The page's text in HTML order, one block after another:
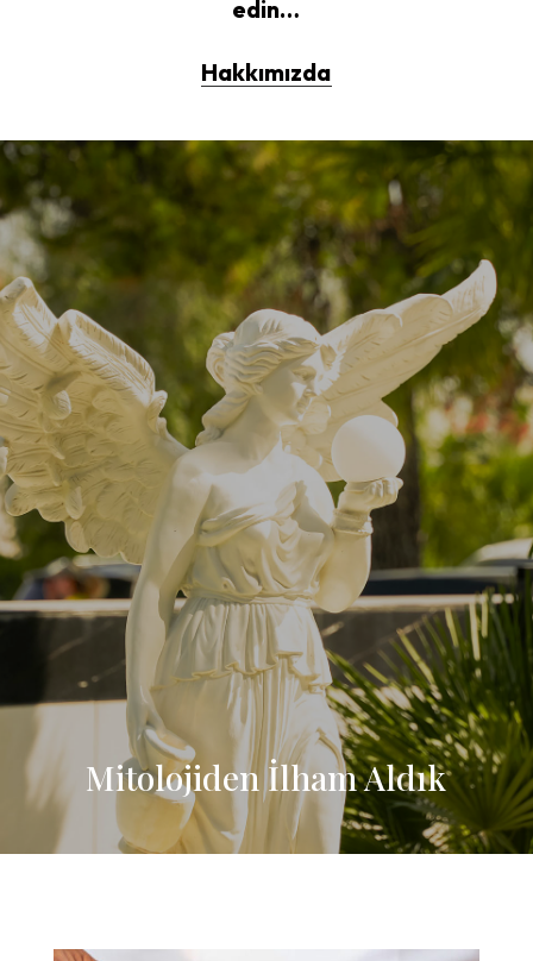
edin…
Hakkımızda
Mitolojiden İlham Aldık